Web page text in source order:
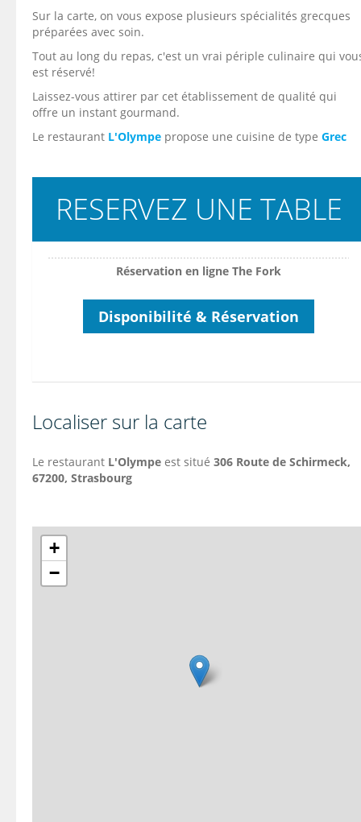
Sur la carte, on vous expose plusieurs spécialités grecques
préparées avec soin.
Tout au long du repas, c'est un vrai périple culinaire qui
est réservé!
Laissez-vous attirer par cet établissement de qualité qui
offre un instant gourmand.
Le restaurant L'Olympe propose une cuisine de type Grec
RESERVEZ UNE TABLE
Réservation en ligne The Fork
Disponibilité & Réservation
Localiser sur la carte
Le restaurant L'Olympe est situé 306 Route de Schirmeck,
67200, Strasbourg
+
−